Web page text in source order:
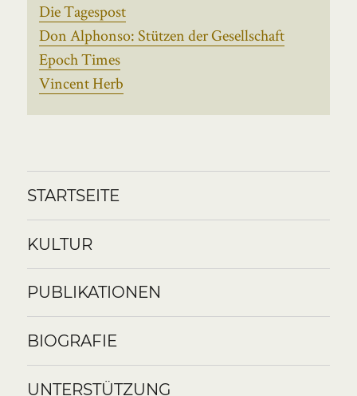
Die Tagespost
Don Alphonso: Stützen der Gesellschaft
Epoch Times
Vincent Herb
STARTSEITE
KULTUR
PUBLIKATIONEN
BIOGRAFIE
UNTERSTÜTZUNG